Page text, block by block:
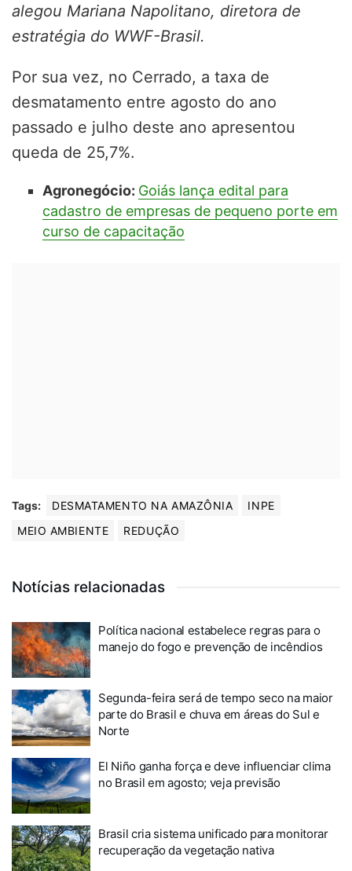
alegou Mariana Napolitano, diretora de
estratégia do WWF-Brasil.
Por sua vez, no Cerrado, a taxa de
desmatamento entre agosto do ano
passado e julho deste ano apresentou
queda de 25,7%.
Agronegócio: Goiás lança edital para
cadastro de empresas de pequeno porte em
curso de capacitação
Tags: DESMATAMENTO NA AMAZÔNIA
INPE
MEIO AMBIENTE
REDUÇÃO
Notícias relacionadas
Política nacional estabelece regras para o
manejo do fogo e prevenção de incêndios
Segunda-feira será de tempo seco na maior
parte do Brasil e chuva em áreas do Sul e
Norte
El Niño ganha força e deve influenciar clima
no Brasil em agosto; veja previsão
Brasil cria sistema unificado para monitorar
recuperação da vegetação nativa